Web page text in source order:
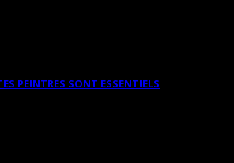
PEINTRES SONT ESSENTIELS